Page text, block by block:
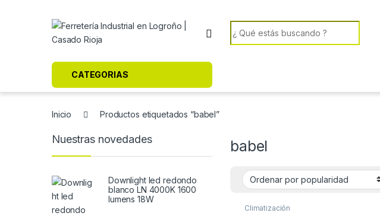
Search for:
CATEGORIAS
Inicio Productos etiquetados “babel”
babel
Climatización
Nuestras novedades
Downlight led redondo
blanco LN 4000K 1600
lumens 18W